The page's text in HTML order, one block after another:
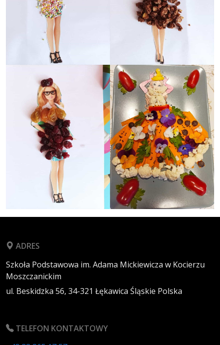
ADRES
Szkoła Podstawowa im. Adama Mickiewicza w Kocierzu
Moszczanickim
ul. Beskidzka 56, 34-321 Łękawica Śląskie Polska
TELEFON KONTAKTOWY